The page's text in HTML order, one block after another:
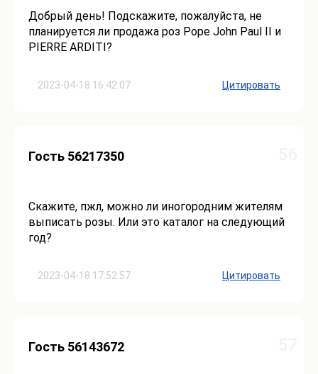
2023-04-18 16:42:07
Добрый день! Подскажите, пожалуйста, не
планируется ли продажа роз Pope John Paul II и
PIERRE ARDITI?
Цитировать
2023-04-18 17:52:57
Гость 56217350
Скажите, пжл, можно ли иногородним жителям
выписать розы. Или это каталог на следующий
год?
Цитировать
Гость 56143672